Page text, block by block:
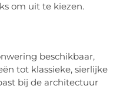
om uit te kiezen.
beschikbaar,
tot klassieke, sierlijke
bij de architectuur